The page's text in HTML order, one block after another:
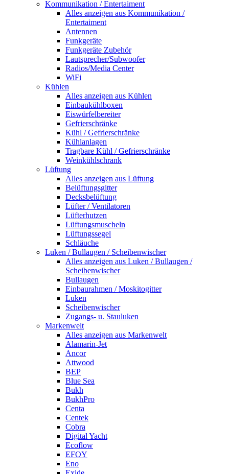
Kommunikation / Entertaiment
Alles anzeigen aus Kommunikation /
Entertaiment
Antennen
Funkgeräte
Funkgeräte Zubehör
Lautsprecher/Subwoofer
Radios/Media Center
WiFi
Kühlen
Alles anzeigen aus Kühlen
Einbaukühlboxen
Eiswürfelbereiter
Gefrierschränke
Kühl / Gefrierschränke
Kühlanlagen
Tragbare Kühl / Gefrierschränke
Weinkühlschrank
Lüftung
Alles anzeigen aus Lüftung
Belüftungsgitter
Decksbelüftung
Lüfter / Ventilatoren
Lüfterhutzen
Lüftungsmuscheln
Lüftungssegel
Schläuche
Luken / Bullaugen / Scheibenwischer
Alles anzeigen aus Luken / Bullaugen /
Scheibenwischer
Bullaugen
Einbaurahmen / Moskitogitter
Luken
Scheibenwischer
Zugangs- u. Stauluken
Markenwelt
Alles anzeigen aus Markenwelt
Alamarin-Jet
Ancor
Attwood
BEP
Blue Sea
Bukh
BukhPro
Centa
Centek
Cobra
Digital Yacht
Ecoflow
EFOY
Eno